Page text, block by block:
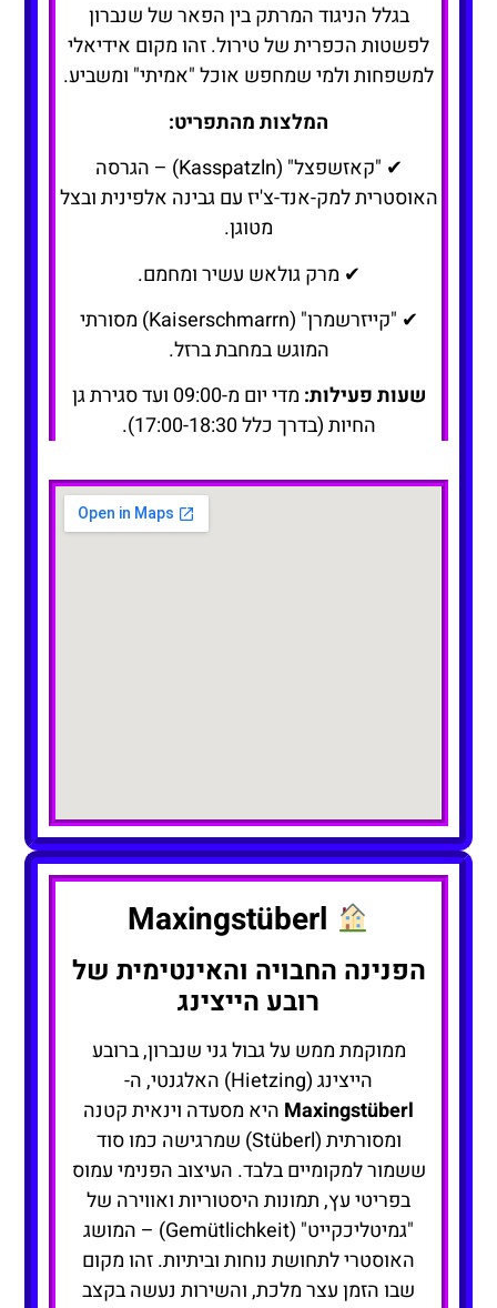
בגלל הניגוד המרתק בין הפאר של שנברון
לפשטות הכפרית של טירול. זהו מקום אידיאלי
למשפחות ולמי שמחפש אוכל "אמיתי" ומשביע.
המלצות מהתפריט:
✔ "קאזשפצל" (Kasspatzln) – הגרסה
האוסטרית למק-אנד-צ'יז עם גבינה אלפינית ובצל
מטוגן.
✔ מרק גולאש עשיר ומחמם.
✔ "קייזרשמרן" (Kaiserschmarrn) מסורתי
המוגש במחבת ברזל.
שעות פעילות:
מדי יום מ-09:00 ועד סגירת גן
החיות (בדרך כלל 17:00-18:30).
הפנינה החבויה והאינטימית של
רובע הייצינג
ממוקמת ממש על גבול גני שנברון, ברובע
הייצינג (Hietzing) האלגנטי, ה-
Maxingstüberl היא מסעדה וינאית קטנה
ומסורתית (Stüberl) שמרגישה כמו סוד
ששמור למקומיים בלבד. העיצוב הפנימי עמוס
בפריטי עץ, תמונות היסטוריות ואווירה של
"גמיטליכקייט" (Gemütlichkeit) – המושג
האוסטרי לתחושת נוחות וביתיות. זהו מקום
שבו הזמן עצר מלכת, והשירות נעשה בקצב